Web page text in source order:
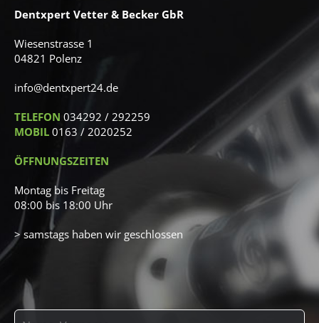
Dentxpert Vetter & Becker GbR
Wiesenstrasse 1
04821 Polenz
info@dentxpert24.de
TELEFON 034292 / 292259
MOBIL 0163 / 2020252
ÖFFNUNGSZEITEN
Montag bis Freitag
08:00 bis 18:00 Uhr
> samstags haben wir geschlossen